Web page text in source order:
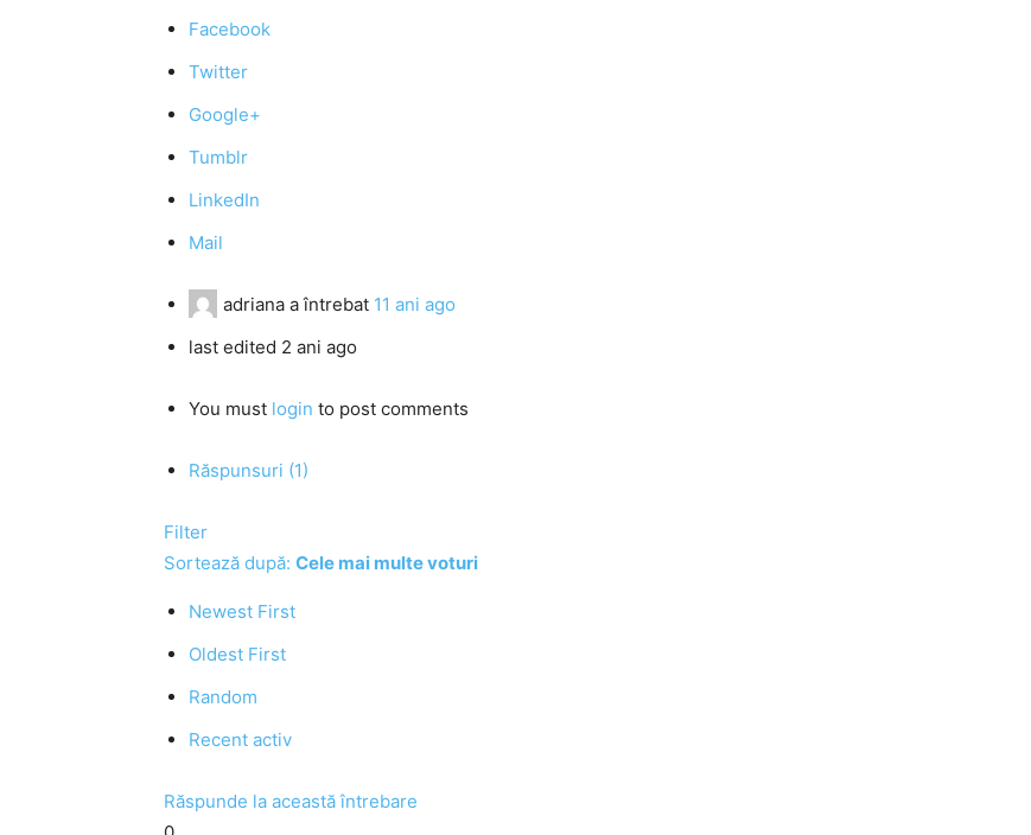
Facebook
Twitter
Google+
Tumblr
LinkedIn
Mail
adriana a întrebat 11 ani ago
last edited 2 ani ago
You must login to post comments
Răspunsuri (1)
Filter
Sortează după: Cele mai multe voturi
Newest First
Oldest First
Random
Recent activ
Răspunde la această întrebare